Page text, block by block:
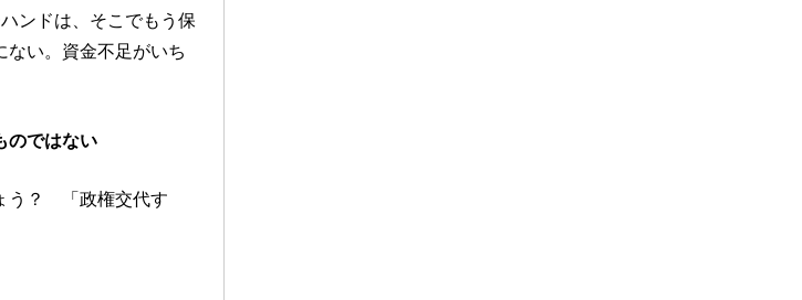
ンドは、そこでもう保
ない。資金不足がいち
のではない
う？ 「政権交代す